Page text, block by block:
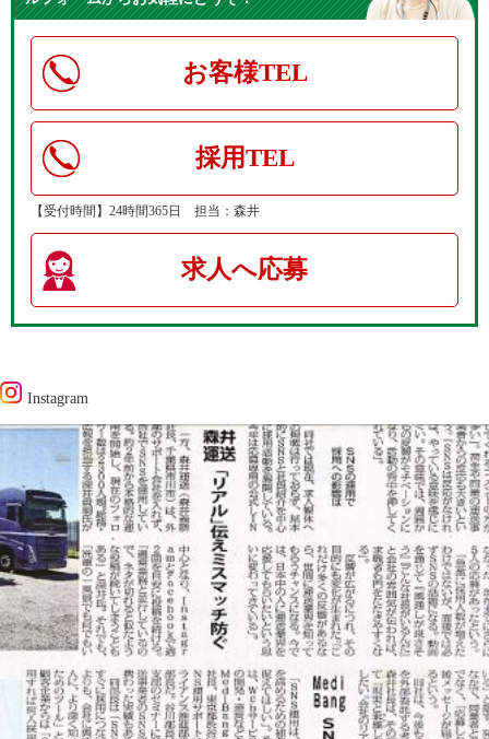
お客様TEL
採用TEL
【受付時間】24時間365日 担当：森井
求人へ応募
Instagram